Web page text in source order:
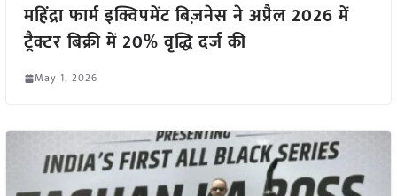
महिंद्रा फार्म इक्विपमेंट बिज़नेस ने अप्रैल 2026 में
ट्रैक्टर बिक्री में 20% वृद्धि दर्ज की
May 1, 2026